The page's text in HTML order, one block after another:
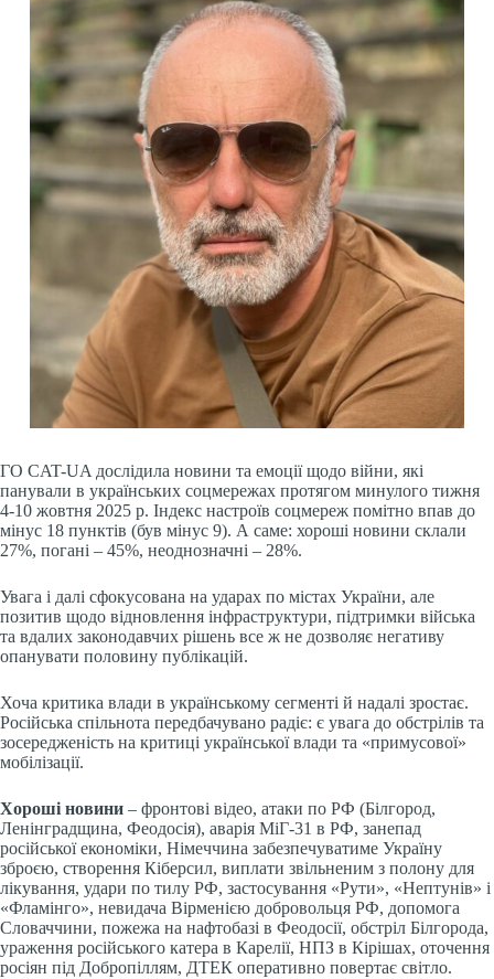
ГО CAT-UA дослідила новини та емоції щодо війни, які
панували в українських соцмережах протягом минулого тижня
4-10 жовтня 2025 р. Індекс настроїв соцмереж помітно впав до
мінус 18 пунктів (був мінус 9). А саме: хороші новини склали
27%, погані – 45%, неоднозначні – 28%.
Увага і далі сфокусована на ударах по містах України, але
позитив щодо відновлення інфраструктури, підтримки війська
та вдалих законодавчих рішень все ж не дозволяє негативу
опанувати половину публікацій.
Хоча критика влади в українському сегменті й надалі зростає.
Російська спільнота передбачувано радіє: є увага до обстрілів та
зосередженість на критиці української влади та «примусової»
мобілізації.
Хороші новини – фронтові відео, атаки по РФ (Білгород,
Ленінградщина, Феодосія), аварія МіГ-31 в РФ, занепад
російської економіки, Німеччина забезпечуватиме Україну
зброєю, створення Кіберсил, виплати звільненим з полону для
лікування, удари по тилу РФ, застосування «Рути», «Нептунів» і
«Фламінго», невидача Вірменією добровольця РФ, допомога
Словаччини, пожежа на нафтобазі в Феодосії, обстріл Білгорода,
ураження російського катера в Карелії, НПЗ в Кірішах, оточення
росіян під Добропіллям, ДТЕК оперативно повертає світло.